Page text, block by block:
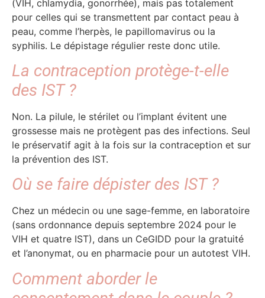
(VIH, chlamydia, gonorrhée), mais pas totalement
pour celles qui se transmettent par contact peau à
peau, comme l’herpès, le papillomavirus ou la
syphilis. Le dépistage régulier reste donc utile.
La contraception protège-t-elle
des IST ?
Non. La pilule, le stérilet ou l’implant évitent une
grossesse mais ne protègent pas des infections. Seul
le préservatif agit à la fois sur la contraception et sur
la prévention des IST.
Où se faire dépister des IST ?
Chez un médecin ou une sage-femme, en laboratoire
(sans ordonnance depuis septembre 2024 pour le
VIH et quatre IST), dans un CeGIDD pour la gratuité
et l’anonymat, ou en pharmacie pour un autotest VIH.
Comment aborder le